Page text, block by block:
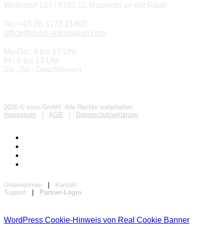
Wollsdorf 154 | 8181 St. Ruprecht an der Raab
Tel. +43 (0) 3178 21800
office@evon-automation.com
Mo-Do.: 8 bis 17 Uhr
Fr.: 8 bis 13 Uhr
Sa., So.: Geschlossen
2026 © evon GmbH Alle Rechte vorbehalten
Impressum
AGB Datenschutzerklärung
Unternehmen
Kontakt
Support
Partner-Login
WordPress Cookie-Hinweis von Real Cookie Banner